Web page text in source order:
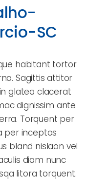
SC
habitant tortor
Sagittis attitor
glatea clacerat
dignissim ante
Torquent per
per inceptos
bland nislaon vel
diam nunc
litora torquent.